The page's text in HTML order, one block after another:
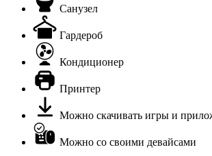
Санузел
Гардероб
Кондиционер
Принтер
Можно скачивать игры и
Можно со своими девайсами